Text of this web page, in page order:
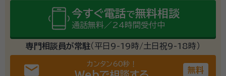
今すぐ電話で無料相談
通話無料／24時間受付中
専門相談員が常駐（平日9-19時/土日祝9-18時）
email カンタン60秒！
無料